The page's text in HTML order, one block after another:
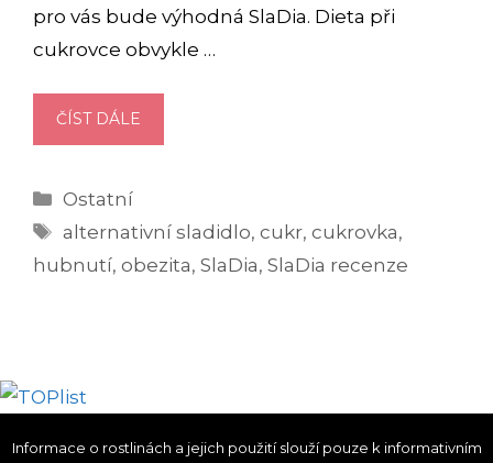
pro vás bude výhodná SlaDia. Dieta při
cukrovce obvykle …
ČÍST DÁLE
SLADIA:
TOTO
SLADIDLO
Rubriky
Ostatní
Štítky
alternativní sladidlo,cukr,cukrovka,
hubnutí, obezita, SlaDia, SlaDia recenze
Informace o rostlinách a jejich použití slouží pouze k informativním